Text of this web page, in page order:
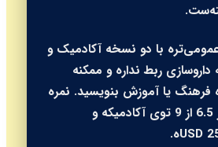
با دو نسخه آکادمیک و
ربط نداره و ممکنه
فرهنگ یا آموزش بنویسید. نمره
مورد نیاز برای قطر 6.5 از 9 توی آکادمیکه و